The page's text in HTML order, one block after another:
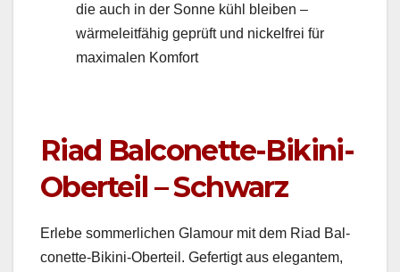
die auch in der Sonne kühl bleiben –
wärmeleit­fähig geprüft und nick­el­frei für
max­i­malen Kom­fort
Riad Balconette-Bikini-
Oberteil – Schwarz
Erlebe som­mer­lichen Glam­our mit dem Riad Bal­
conette-Biki­ni-Oberteil. Gefer­tigt aus ele­gan­tem,